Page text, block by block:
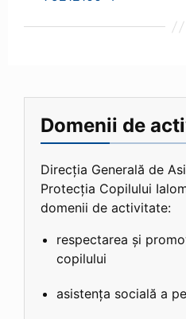
Domenii de
Direcția Generală de
Protecția Copilului
domenii de activitate:
respectarea și
copilului
asistența socială a